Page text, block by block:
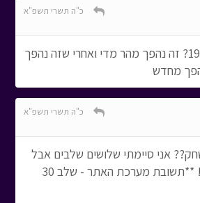
כ"ה תשרי תשפ"א
איך עושים את שלב 19? זה נהפך מהר מדי ואחרי שזה נהפך
מחדש
כ"ה תשרי תשפ"א
אני סיימתי שלושים שלבים אבל
זה לא מראה לי עוד! **תשובת מערכת האתר - שלב 30